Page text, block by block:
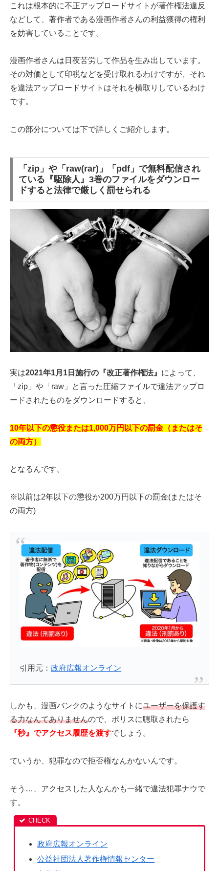
これは根本的に不正アップロードサイトが著作権法違反
などして、著作者である漫画作者さんの利益獲得の権利
を妨害していることです。
漫画作者さんは日夜苦労して作品を生み出しています。
その対価として印税などを受け取れるわけですが、それ
を違法アップロードサイトはそれを横取りしているわけ
です。
この部分については下で詳しくご紹介します。
「zip」や「raw(rar)」「pdf」で無料配信され
ている『駆除人』3巻のファイルをダウンロー
ドすると法律で厳しく罰せられる
実は2021年1月1日施行の『改正著作権法』 によって、
「zip」や「raw」と言った圧縮ファイルで違法アップロ
ードされたものをダウンロードすると、
10年以下の懲役または1,000万円以下の罰金（またはそ
の両方）
となるんです。
※以前は2年以下の懲役か200万円以下の罰金(またはそ
の両方)
引用元：政府広報オンライン
しかも、漫画バンクのようなサイトにユーザーを保護す
る力なんてありませんので、ポリスに聴取されたら
『秒』でアクセス履歴を渡すでしょう。
ていうか、犯罪なので拒否権なんかないんです。
そう…、アクセスした人なんかも一緒で違法犯罪ナウで
す。
政府広報オンライン
公益社団法人著作権情報センター